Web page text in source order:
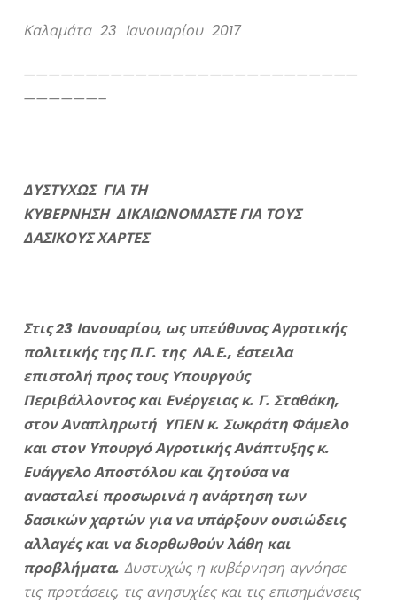
Καλαμάτα 23 Ιανουαρίου 2017
———————————————————————————
——————–
ΔΥΣΤΥΧΩΣ ΓΙΑ ΤΗ
ΚΥΒΕΡΝΗΣΗ ΔΙΚΑΙΩΝΟΜΑΣΤΕ ΓΙΑ ΤΟΥΣ
ΔΑΣΙΚΟΥΣ ΧΑΡΤΕΣ
Στις 23 Ιανουαρίου, ως υπεύθυνος Αγροτικής
πολιτικής της Π.Γ. της ΛΑ.Ε., έστειλα
επιστολή προς τους Υπουργούς
Περιβάλλοντος και Ενέργειας κ. Γ. Σταθάκη,
στον Αναπληρωτή ΥΠΕΝ κ. Σωκράτη Φάμελο
και στον Υπουργό Αγροτικής Ανάπτυξης κ.
Ευάγγελο Αποστόλου και ζητούσα να
ανασταλεί προσωρινά η ανάρτηση των
δασικών χαρτών για να υπάρξουν ουσιώδεις
αλλαγές και να διορθωθούν λάθη και
προβλήματα. Δυστυχώς η κυβέρνηση αγνόησε
τις προτάσεις, τις ανησυχίες και τις επισημάνσεις